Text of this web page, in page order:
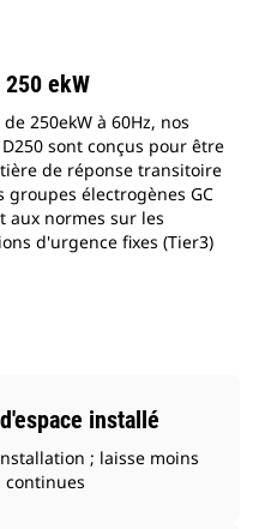
ekW
250ekW à 60Hz, nos
sont conçus pour être
de réponse transitoire
groupes électrogènes GC
aux normes sur les
d'urgence fixes (Tier3)
installé
; laisse moins
continues